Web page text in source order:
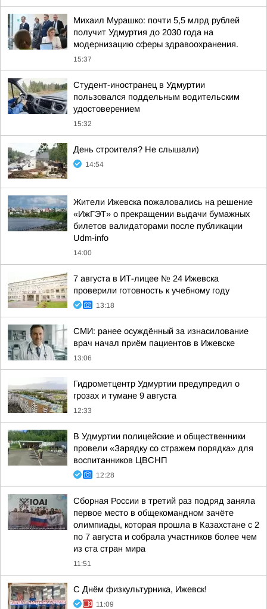
Михаил Мурашко: почти 5,5 млрд рублей
получит Удмуртия до 2030 года на
модернизацию сферы здравоохранения.
15:37
Студент-иностранец в Удмуртии
пользовался поддельным водительским
удостоверением
15:32
День строителя? Не слышали)
14:54
Жители Ижевска пожаловались на решение
«ИжГЭТ» о прекращении выдачи бумажных
билетов валидаторами после публикации
Udm-info
14:00
7 августа в ИТ-лицее № 24 Ижевска
проверили готовность к учебному году
13:18
СМИ: ранее осуждённый за изнасилование
врач начал приём пациентов в Ижевске
13:06
Гидрометцентр Удмуртии предупредил о
грозах и тумане 9 августа
12:33
В Удмуртии полицейские и общественники
провели «Зарядку со стражем порядка» для
воспитанников ЦВСНП
12:28
Сборная России в третий раз подряд заняла
первое место в общекомандном зачёте
олимпиады, которая прошла в Казахстане с 2
по 7 августа и собрала участников более чем
из ста стран мира
11:51
С Днём физкультурника, Ижевск!
11:09